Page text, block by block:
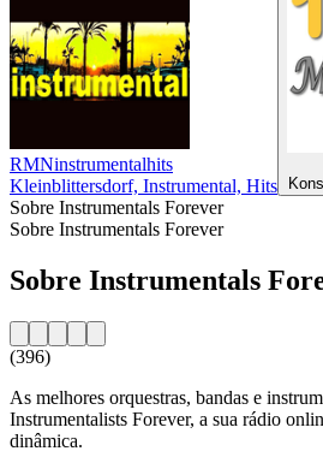
RMNinstrumentalhits
Kleinblittersdorf, Instrumental, Hits
Sobre Instrumentals Forever
Sobre Instrumentals Forever
Sobre Instrumentals
(396)
As melhores orquestras, bandas e
Instrumentalists Forever, a sua rádio
dinâmica.